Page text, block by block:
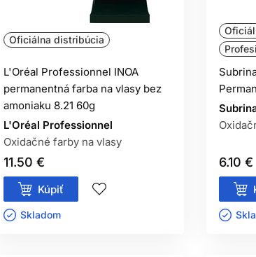
nezosvetľuje už vytvorený umelý pigment.
NEALERGÉNNA?
obsahovať alergizujúce farbiace látky.
Oficiálna distribúcia
L'Oréal Professionnel INOA
permanentná farba na vlasy bez
amoniaku 8.21 60g
L'Oréal Professionnel
Oxidačné farby na vlasy
11.50 €
Kúpiť
Skladom ㅤ
6.10 €